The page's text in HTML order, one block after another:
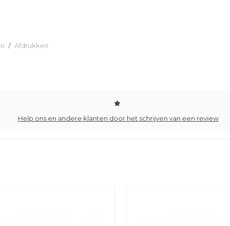
/ Afdrukken
Help ons en andere klanten door het schrijven van een review